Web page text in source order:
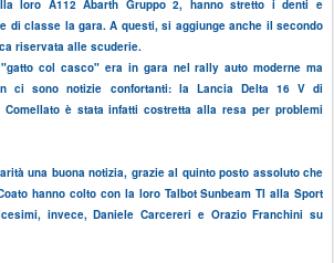
loro A112 Abarth Gruppo 2, hanno stretto i denti e
di classe la gara. A questi, si aggiunge anche il secondo
riservata alle scuderie.
col casco" era in gara nel rally auto moderne ma
ci sono notizie confortanti: la Lancia Delta 16 V di
è stata infatti costretta alla resa per problemi
una buona notizia, grazie al quinto posto assoluto che
hanno colto con la loro Talbot Sunbeam TI alla Sport
invece, Daniele Carcereri e Orazio Franchini su